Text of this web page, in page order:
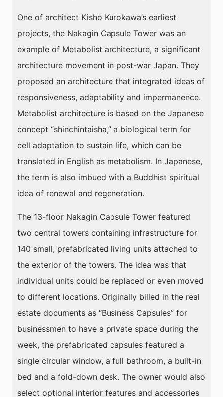
One of architect Kisho Kurokawa’s earliest
projects, the Nakagin Capsule Tower was an
example of Metabolist architecture, a significant
architecture movement in post-war Japan. They
proposed an architecture that integrated ideas of
responsiveness, adaptability and impermanence.
Metabolist architecture is based on the Japanese
concept “shinchintaisha,” a biological term for
cell adaptation to sustain life, which can be
translated in English as metabolism. In Japanese,
the term is also imbued with a Buddhist spiritual
idea of renewal and regeneration.
The 13-floor Nakagin Capsule Tower featured
two central towers containing infrastructure for
140 small, prefabricated living units attached to
the exterior of the towers. The idea was that
individual units could be replaced or even moved
to different locations. Originally billed in the real
estate documents as “Business Capsules” for
businessmen to have a private space during the
week, the prefabricated capsules featured a
single circular window, a full bathroom, a built-in
bed and a fold-down desk. The owner would also
select optional interior features and accessories